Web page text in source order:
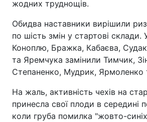
жодних труднощів.
Обидва наставники вирішили
по шість змін у стартові склади.
Коноплю, Бражка, Кабаєва,
та Яремчука замінили Тимчик,
Степаненко, Мудрик, Ярмоленко
На жаль, активність чехів на
принесла свої плоди в середині
коли груба помилка "жовто-